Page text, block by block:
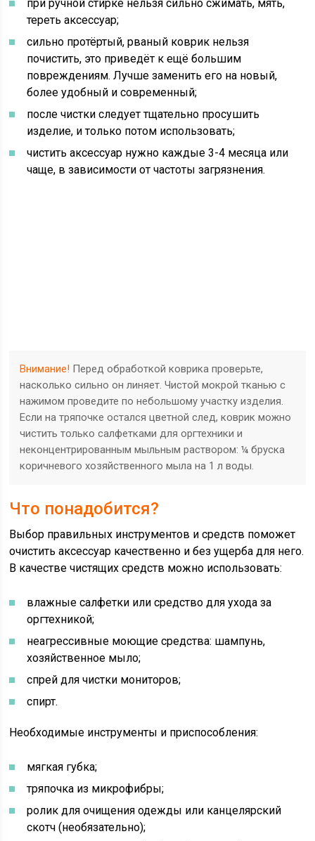
при ручной стирке нельзя сильно сжимать, мять,
тереть аксессуар;
сильно протёртый, рваный коврик нельзя
почистить, это приведёт к ещё большим
повреждениям. Лучше заменить его на новый,
более удобный и современный;
после чистки следует тщательно просушить
изделие, и только потом использовать;
чистить аксессуар нужно каждые 3-4 месяца или
чаще, в зависимости от частоты загрязнения.
Внимание! Перед обработкой коврика проверьте,
насколько сильно он линяет. Чистой мокрой тканью с
нажимом проведите по небольшому участку изделия.
Если на тряпочке остался цветной след, коврик можно
чистить только салфетками для оргтехники и
неконцентрированным мыльным раствором: ¼ бруска
коричневого хозяйственного мыла на 1 л воды.
Что понадобится?
Выбор правильных инструментов и средств поможет
очистить аксессуар качественно и без ущерба для него.
В качестве чистящих средств можно использовать:
влажные салфетки или средство для ухода за
оргтехникой;
неагрессивные моющие средства: шампунь,
хозяйственное мыло;
спрей для чистки мониторов;
спирт.
Необходимые инструменты и приспособления:
мягкая губка;
тряпочка из микрофибры;
ролик для очищения одежды или канцелярский
скотч (необязательно);